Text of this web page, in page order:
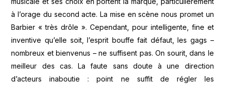
à l’orage du second acte. La mise en scène nous promet un
Barbier « très drôle ». Cependant, pour intelligente, fine et
inventive qu’elle soit, l’esprit bouffe fait défaut, les gags –
nombreux et bienvenus – ne suffisent pas. On sourit, dans le
meilleur des cas. La faute sans doute à une direction
d’acteurs inaboutie : point ne suffit de régler les